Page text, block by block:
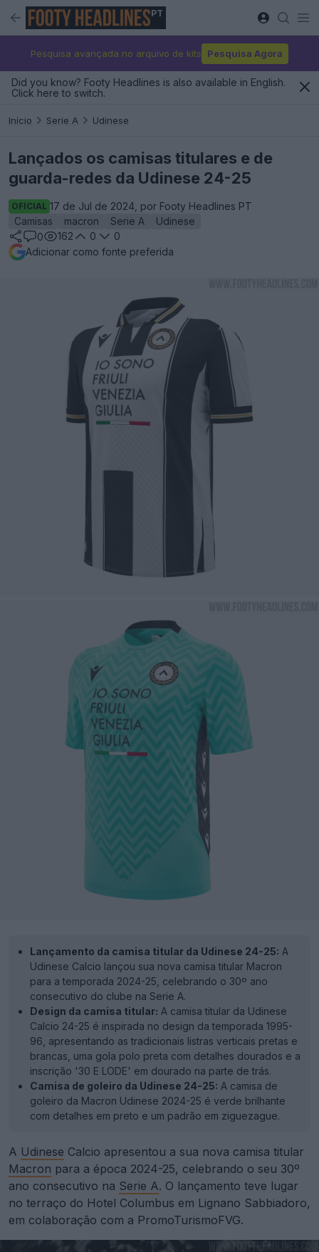
PT
Pesquisa avançada no arquivo de kits Pesquisa Agora
Did you know? Footy Headlines is also available in English.
Click here to switch.
Início Serie A Udinese
Lançados os camisas titulares e de
guarda-redes da Udinese 24-25
OFICIAL 17 de Jul de 2024, por Footy Headlines PT
Camisas
macron Serie A
Udinese
0
162 0
0
Adicionar como fonte preferida
Lançamento da camisa titular da Udinese 24-25: A
Udinese Calcio lançou sua nova camisa titular Macron
para a temporada 2024-25, celebrando o 30º ano
consecutivo do clube na Serie A.
Design da camisa titular: A camisa titular da Udinese
Calcio 24-25 é inspirada no design da temporada 1995-
96, apresentando as tradicionais listras verticais pretas e
brancas, uma gola polo preta com detalhes dourados e a
inscrição '30 E LODE' em dourado na parte de trás.
Camisa de goleiro da Udinese 24-25: A camisa de
goleiro da Macron Udinese 2024-25 é verde brilhante
com detalhes em preto e um padrão em ziguezague.
A Udinese Calcio apresentou a sua nova camisa titular
Macron para a época 2024-25, celebrando o seu 30º
ano consecutivo na Serie A. O lançamento teve lugar
no terraço do Hotel Columbus em Lignano Sabbiadoro,
em colaboração com a PromoTurismoFVG.